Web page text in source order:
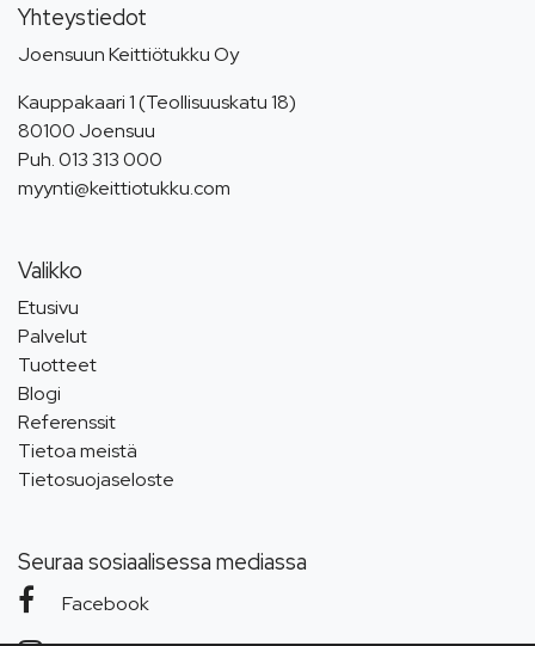
Yhteystiedot
Joensuun Keittiötukku Oy
Kauppakaari 1 (Teollisuuskatu 18)
80100 Joensuu
Puh.013 313 000
myynti@keittiotukku.com
Valikko
Etusivu
Palvelut
Tuotteet
Blogi
Referenssit
Tietoa meistä
Tietosuojaseloste
Seuraa sosiaalisessa mediassa
Facebook